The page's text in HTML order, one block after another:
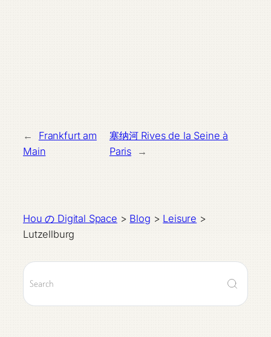
←
Frankfurt am
Main
塞纳河 Rives de la Seine à
Paris
→
Hou の Digital Space > Blog > Leisure >
Lutzellburg